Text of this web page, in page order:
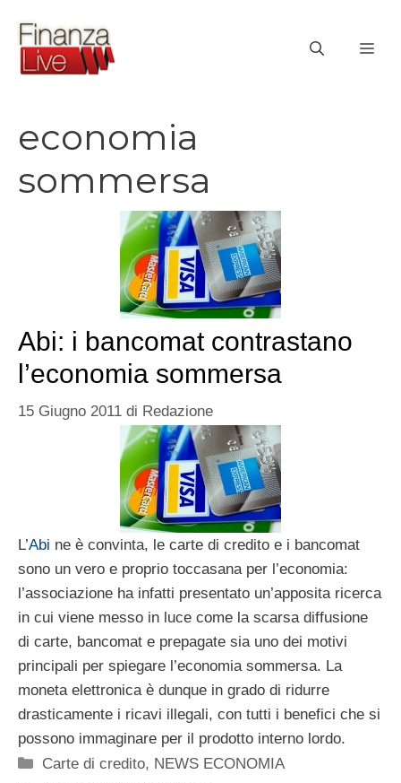
contenuto
economia
sommersa
Abi: i bancomat contrastano
l’economia sommersa
15 Giugno 2011 di Redazione
L’Abi ne è convinta, le carte di credito e i bancomat
sono un vero e proprio toccasana per l’economia:
l’associazione ha infatti presentato un’apposita ricerca
in cui viene messo in luce come la scarsa diffusione
di carte, bancomat e prepagate sia uno dei motivi
principali per spiegare l’economia sommersa. La
moneta elettronica è dunque in grado di ridurre
drasticamente i ricavi illegali, con tutti i benefici che si
possono immaginare per il prodotto interno lordo.
Categorie
Carte di credito, NEWS ECONOMIA